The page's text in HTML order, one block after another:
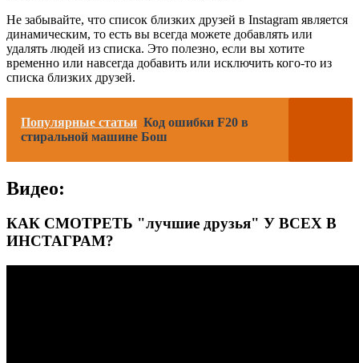
Не забывайте, что список близких друзей в Instagram является
динамическим, то есть вы всегда можете добавлять или
удалять людей из списка. Это полезно, если вы хотите
временно или навсегда добавить или исключить кого-то из
списка близких друзей.
Популярные статьи Код ошибки F20 в
стиральной машине Бош
Видео:
КАК СМОТРЕТЬ "лучшие друзья" У ВСЕХ В
ИНСТАГРАМ?